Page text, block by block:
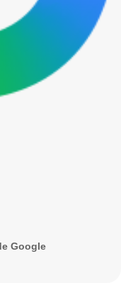
Google